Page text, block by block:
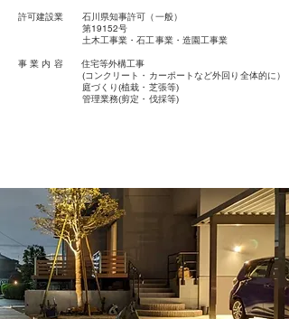
許可建設業 石川県知事許可（一般）
第19152号
土木工事業・石工事業・造園工事業
​事 業 内 容 住宅等外構工事
(コンクリート・カーポートなど外回り全体的に）
庭づくり(植栽・芝張等)
管理業務(剪定・伐採等)